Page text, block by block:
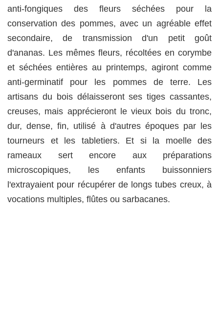
anti-fongiques des fleurs séchées pour la
conservation des pommes, avec un agréable effet
secondaire, de transmission d'un petit goût
d'ananas. Les mêmes fleurs, récoltées en corymbe
et séchées entières au printemps, agiront comme
anti-germinatif pour les pommes de terre. Les
artisans du bois délaisseront ses tiges cassantes,
creuses, mais apprécieront le vieux bois du tronc,
dur, dense, fin, utilisé à d'autres époques par les
tourneurs et les tabletiers. Et si la moelle des
rameaux sert encore aux préparations
microscopiques, les enfants buissonniers
l'extrayaient pour récupérer de longs tubes creux, à
vocations multiples, flûtes ou sarbacanes.